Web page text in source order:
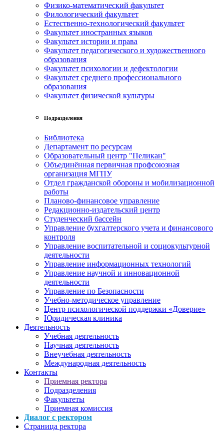
Физико-математический факультет
Филологический факультет
Естественно-технологический факультет
Факультет иностранных языков
Факультет истории и права
Факультет педагогического и художественного
образования
Факультет психологии и дефектологии
Факультет среднего профессионального
образования
Факультет физической культуры
Подразделения
Библиотека
Департамент по ресурсам
Образовательный центр "Пеликан"
Объединённая первичная профсоюзная
организация МГПУ
Отдел гражданской обороны и мобилизационной
работы
Планово-финансовое управление
Редакционно-издательский центр
Студенческий бассейн
Управление бухгалтерского учета и финансового
контроля
Управление воспитательной и социокультурной
деятельности
Управление информационных технологий
Управление научной и инновационной
деятельности
Управление по Безопасности
Учебно-методическое управление
Центр психологической поддержки «Доверие»
Юридическая клиника
Деятельность
Учебная деятельность
Научная деятельность
Внеучебная деятельность
Международная деятельность
Контакты
Приемная ректора
Подразделения
Факультеты
Приемная комиссия
Диалог с ректором
Страница ректора